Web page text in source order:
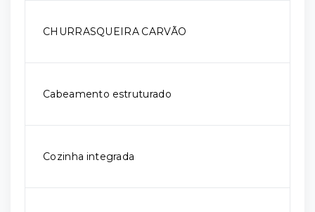
CHURRASQUEIRA CARVÃO
Cabeamento estruturado
Cozinha integrada